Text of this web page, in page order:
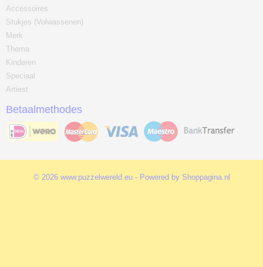
Accessoires
Stukjes (Volwassenen)
Merk
Thema
Kinderen
Speciaal
Artiest
Betaalmethodes
© 2026 www.puzzelwereld.eu - Powered by Shoppagina.nl